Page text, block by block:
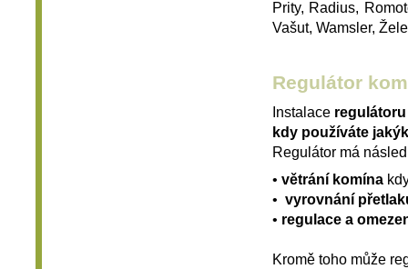
Prity, Radius,
Vašut, Wamsler,
Regulátor
Instalace
kdy používáte
Regulátor má
• větrání komína
• vyrovnání
• regulace a
Kromě toho může